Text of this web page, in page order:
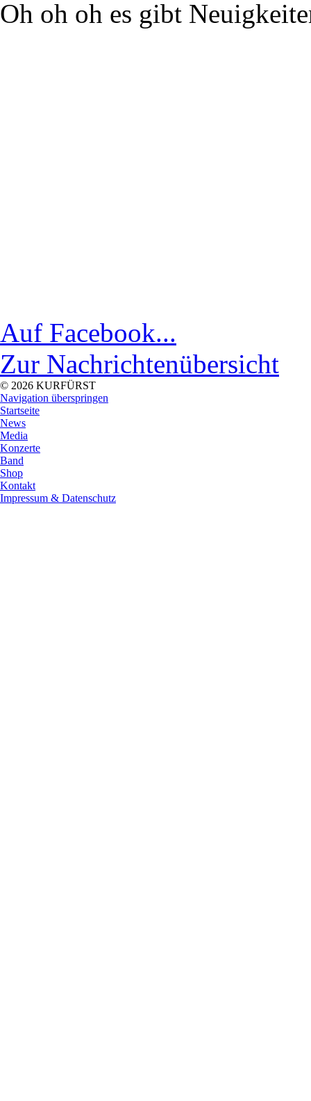
Oh oh oh es gibt
Auf Facebook...
Zur Nachrichtenübersicht
© 2026 KURFÜRST
Navigation überspringen
Startseite
News
Media
Konzerte
Band
Shop
Kontakt
Impressum & Datenschutz